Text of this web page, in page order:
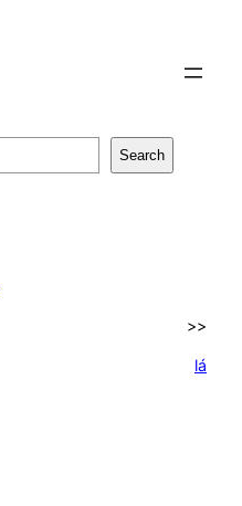
Search
>>
lá